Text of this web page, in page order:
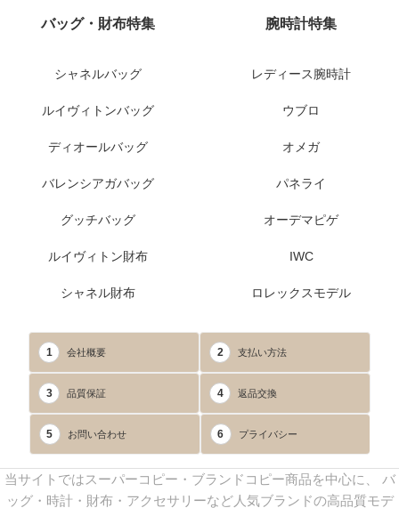
バッグ・財布特集
シャネルバッグ
ルイヴィトンバッグ
ディオールバッグ
バレンシアガバッグ
グッチバッグ
ルイヴィトン財布
シャネル財布
腕時計特集
レディース腕時計
ウブロ
オメガ
パネライ
オーデマピゲ
IWC
ロレックスモデル
1 会社概要 2 支払い方法
3 品質保証 4 返品交換
5 お問い合わせ 6 プライバシー
当サイトではスーパーコピー・ブランドコピー商品を中心に、 バ
ッグ・時計・財布・アクセサリーなど人気ブランドの高品質モデ